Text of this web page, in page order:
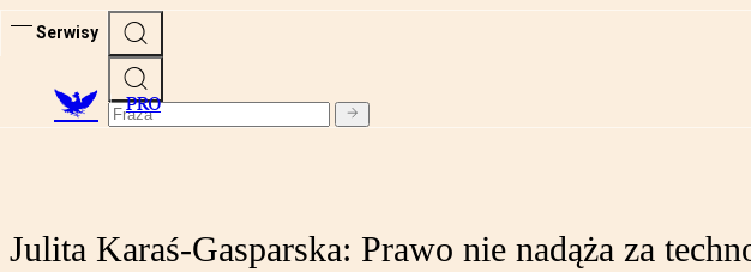
Serwisy
PRO
Julita Karaś-Gasparska: Prawo nie nadąża za